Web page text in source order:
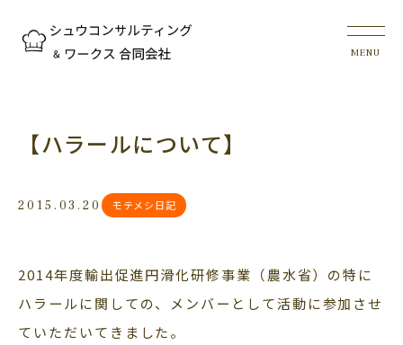
【ハラールについて】
2015.03.20 モテメシ日記
2014年度輸出促進円滑化研修事業（農水省）の特に
ハラールに関しての、メンバーとして活動に参加させ
ていただいてきました。